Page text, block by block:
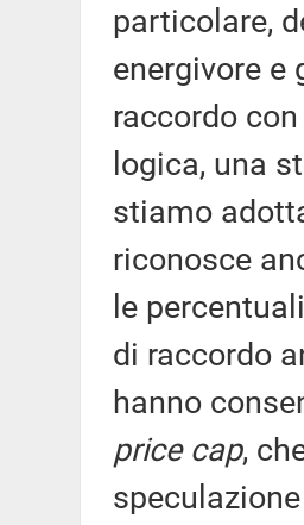
particolare,
energivore e
raccordo
logica, una
stiamo
riconosce
le
di raccordo
hanno
price cap,